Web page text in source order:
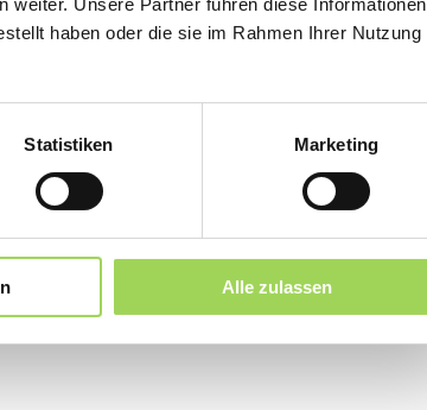
haben oder die sie im Rahmen Ihrer Nutzung
Statistiken Marketing
Alle zulassen